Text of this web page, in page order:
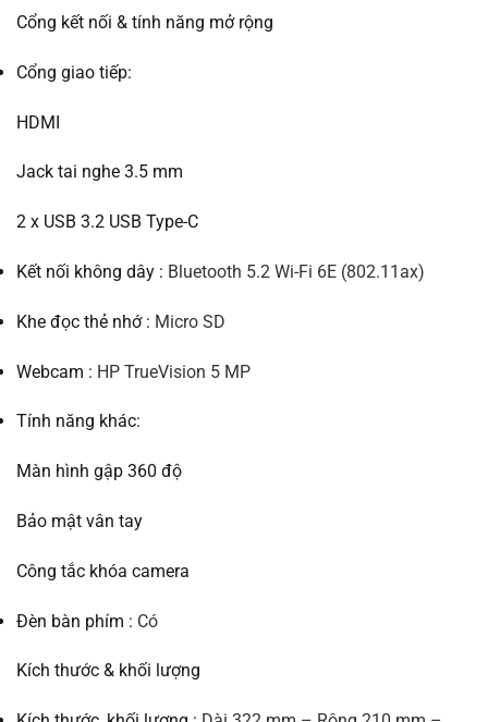
Cổng kết nối & tính năng mở rộng
Cổng giao tiếp:
HDMI
Jack tai nghe 3.5 mm
2 x USB 3.2 USB Type-C
Kết nối không dây : Bluetooth 5.2 Wi-Fi 6E (802.11ax)
Khe đọc thẻ nhớ : Micro SD
Webcam : HP TrueVision 5 MP
Tính năng khác:
Màn hình gập 360 độ
Bảo mật vân tay
Công tắc khóa camera
Đèn bàn phím : Có
Kích thước & khối lượng